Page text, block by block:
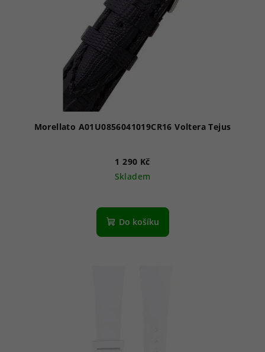
Morellato A01U0856041019CR16 Voltera Tejus
1 290 Kč
Skladem
Do košíku